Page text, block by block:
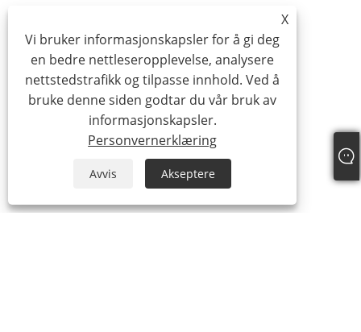
X
Vi bruker informasjonskapsler for å gi deg
en bedre nettleseropplevelse, analysere
nettstedstrafikk og tilpasse innhold. Ved å
bruke denne siden godtar du vår bruk av
informasjonskapsler.
Personvernerklæring
Avvis Akseptere